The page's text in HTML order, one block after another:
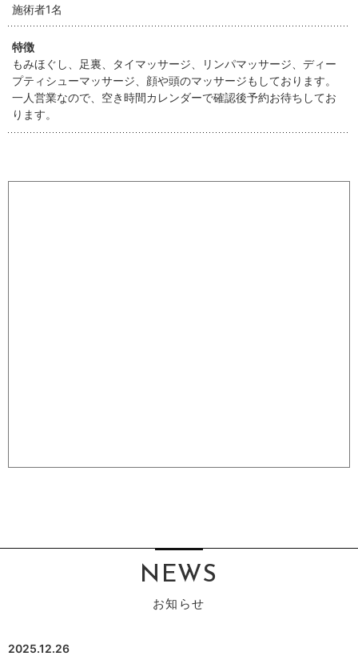
施術者1名
特徴
もみほぐし、足裏、タイマッサージ、リンパマッサージ、ディー
プティシューマッサージ、顔や頭のマッサージもしております。
一人営業なので、空き時間カレンダーで確認後予約お待ちしてお
ります。
NEWS
2025.12.26